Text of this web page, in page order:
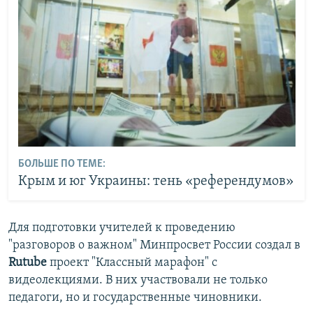
БОЛЬШЕ ПО ТЕМЕ:
Крым и юг Украины: тень «референдумов»
Для подготовки учителей к проведению
"разговоров о важном" Минпросвет России создал в
Rutube проект "Классный марафон" с
видеолекциями. В них участвовали не только
педагоги, но и государственные чиновники.